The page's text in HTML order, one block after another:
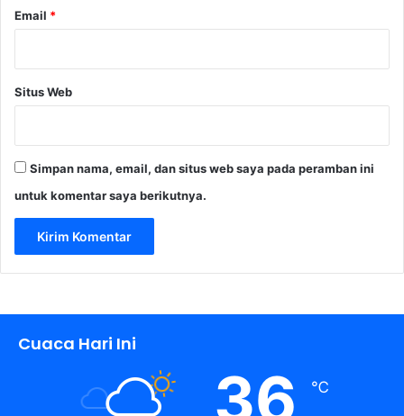
0
Email *
Situs Web
Simpan nama, email, dan situs web saya pada peramban ini
untuk komentar saya berikutnya.
Cuaca Hari Ini
36 ℃